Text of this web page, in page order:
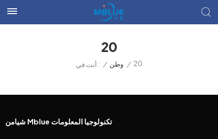
20
أنت في : / وطن / 20
شيامن Mblue تكنولوجيا المعلومات